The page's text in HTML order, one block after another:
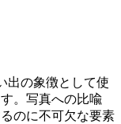
出の象徴として使
。写真への比喩
のに不可欠な要素